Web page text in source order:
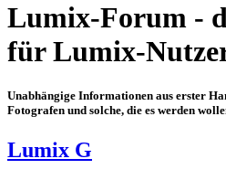
Lumix-Forum -
für Lumix-
Unabhängige Informationen aus erster
Fotografen und solche, die es werden
Lumix G